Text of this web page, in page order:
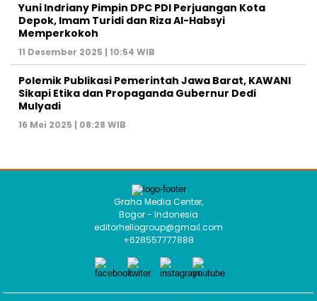
Yuni Indriany Pimpin DPC PDI Perjuangan Kota
Depok, Imam Turidi dan Riza Al-Habsyi
Memperkokoh
11 Desember 2025 | 10:54 WIB
Polemik Publikasi Pemerintah Jawa Barat, KAWANI
Sikapi Etika dan Propaganda Gubernur Dedi
Mulyadi
16 Mei 2025 | 08:28 WIB
Graha Media Center,
Bogor - Indonesia
editorhellogroup@gmail.com
+628557777888